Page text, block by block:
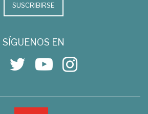
SUSCRIBIRSE
SÍGUENOS EN